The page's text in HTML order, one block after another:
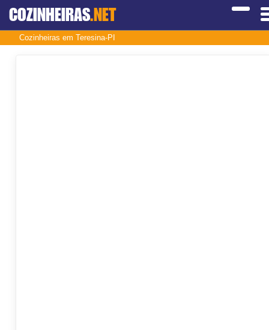
COZINHEIRAS.NET
Cozinheiras em Teresina-PI